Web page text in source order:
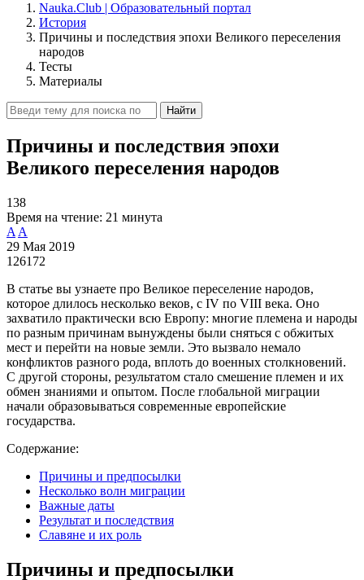
Nauka.Club | Образовательный портал
История
Причины и последствия эпохи Великого переселения
народов
Тесты
Материалы
Найти
Причины и последствия эпохи
Великого переселения народов
138
Время на чтение: 21 минута
A A
29 Мая 2019
126172
В статье вы узнаете про Великое переселение народов,
которое длилось несколько веков, с IV по VIII века. Оно
захватило практически всю Европу: многие племена и народы
по разным причинам вынуждены были сняться с обжитых
мест и перейти на новые земли. Это вызвало немало
конфликтов разного рода, вплоть до военных столкновений.
С другой стороны, результатом стало смешение племен и их
обмен знаниями и опытом. После глобальной миграции
начали образовываться современные европейские
государства.
Содержание:
Причины и предпосылки
Несколько волн миграции
Важные даты
Результат и последствия
Славяне и их роль
Причины и предпосылки